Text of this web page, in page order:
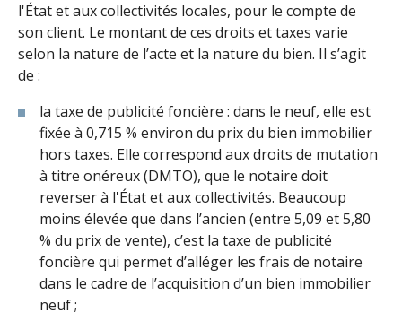
l'État et aux collectivités locales, pour le compte de
son client. Le montant de ces droits et taxes varie
selon la nature de l’acte et la nature du bien. Il s’agit
de :
la taxe de publicité foncière : dans le neuf, elle est
fixée à 0,715 % environ du prix du bien immobilier
hors taxes. Elle correspond aux droits de mutation
à titre onéreux (DMTO), que le notaire doit
reverser à l'État et aux collectivités. Beaucoup
moins élevée que dans l’ancien (entre 5,09 et 5,80
% du prix de vente), c’est la taxe de publicité
foncière qui permet d’alléger les frais de notaire
dans le cadre de l’acquisition d’un bien immobilier
neuf ;